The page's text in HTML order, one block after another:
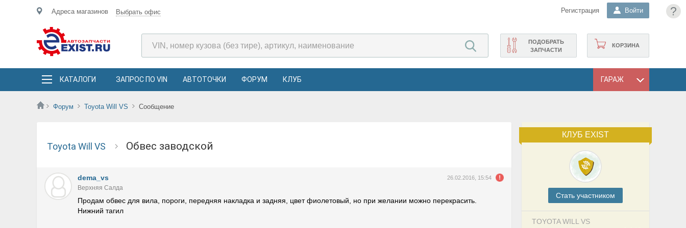
?
Адреса магазинов Выбрать офис Регистрация Войти
КОРЗИНА
ПОДОБРАТЬ
ЗАПЧАСТИ
КАТАЛОГИ ЗАПРОС ПО VIN АВТОТОЧКИ ФОРУМ КЛУБ ГАРАЖ
Форум Toyota Will VS Сообщение
КЛУБ EXIST
Cтать участником
TOYOTA WILL VS
Toyota Will VS Обвес заводской
dema_vs 26.02.2016, 15:54
Верхняя Салда
Продам обвес для вила, пороги, передняя накладка и задняя, цвет фиолетовый, но при желании можно перекрасить.
Нижний тагил